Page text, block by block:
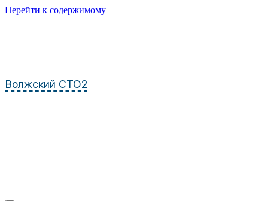
Перейти к содержимому
Волжский СТО2